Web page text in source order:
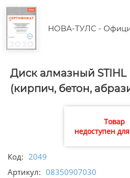
НОВА-ТУЛС -
Диск алмазный
(кирпич, бетон,
Товар
недоступен
Код: 2049
Артикул: 08350907030